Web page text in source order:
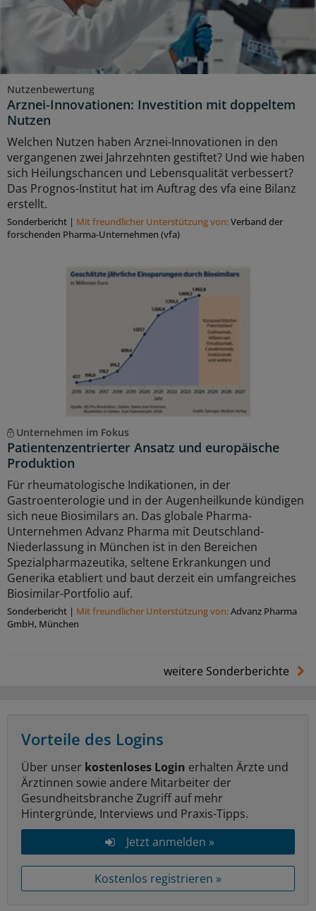
Nutzenbewertung
Arznei-Innovationen: Investition mit doppeltem
Nutzen
Welchen Nutzen haben Arznei-Innovationen in den
vergangenen zwei Jahrzehnten gestiftet? Und wie haben
sich Heilungschancen und Lebensqualität verbessert?
Das Prognos-Institut hat im Auftrag des vfa eine Bilanz
erstellt.
Sonderbericht | Mit freundlicher Unterstützung von:Verband der
forschenden Pharma-Unternehmen (vfa)
Unternehmen im Fokus
Patientenzentrierter Ansatz und europäische
Produktion
Für rheumatologische Indikationen, in der
Gastroenterologie und in der Augenheilkunde kündigen
sich neue Biosimilars an. Das globale Pharma-
Unternehmen Advanz Pharma mit Deutschland-
Niederlassung in München ist in den Bereichen
Spezialpharmazeutika, seltene Erkrankungen und
Generika etabliert und baut derzeit ein umfangreiches
Biosimilar-Portfolio auf.
Sonderbericht | Mit freundlicher Unterstützung von:Advanz Pharma
GmbH, München
weitere Sonderberichte
Vorteile des Logins
Über unser kostenloses Login erhalten Ärzte und
Ärztinnen sowie andere Mitarbeiter der
Gesundheitsbranche Zugriff auf mehr
Hintergründe, Interviews und Praxis-Tipps.
Jetzt anmelden »
Kostenlos registrieren »